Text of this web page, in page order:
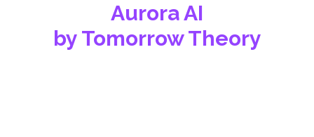
Aurora AI
by Tomorrow Theory